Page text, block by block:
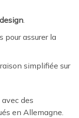
.
pour assurer la
simplifiée sur
des
en Allemagne.